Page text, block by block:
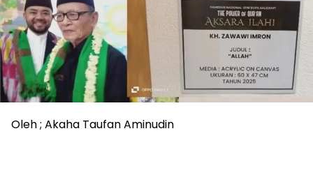
Oleh ; Akaha Taufan Aminudin